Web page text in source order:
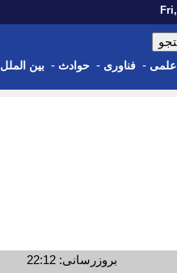
علمی - فناوری - حوادث - بین الملل
بروزرسانی: 22:12